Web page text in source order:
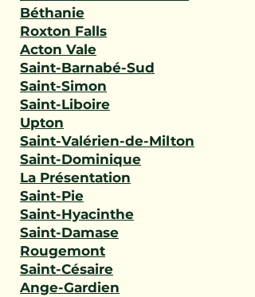
Béthanie
Roxton Falls
Acton Vale
Saint-Barnabé-Sud
Saint-Simon
Saint-Liboire
Upton
Saint-Valérien-de-Milton
Saint-Dominique
La Présentation
Saint-Pie
Saint-Hyacinthe
Saint-Damase
Rougemont
Saint-Césaire
Ange-Gardien